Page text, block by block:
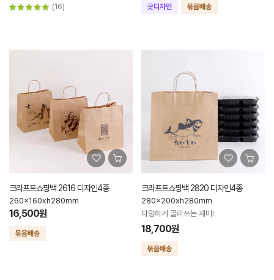
(16)
크라프트쇼핑백 2616 디자인4종
260x160xh280mm
16,500원
크라프트쇼핑백 2820 디자인4종
280x200xh280mm
다양하게 골라쓰는 재미!
18,700원